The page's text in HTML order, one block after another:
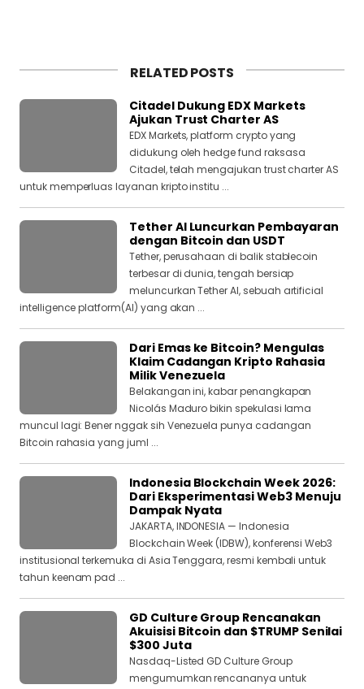
RELATED POSTS
Citadel Dukung EDX Markets
Ajukan Trust Charter AS
EDX Markets, platform crypto yang
didukung oleh hedge fund raksasa
Citadel, telah mengajukan trust charter AS
untuk memperluas layanan kripto institu ...
Tether AI Luncurkan Pembayaran
dengan Bitcoin dan USDT
Tether, perusahaan di balik stablecoin
terbesar di dunia, tengah bersiap
meluncurkan Tether AI, sebuah artificial
intelligence platform(AI) yang akan ...
Dari Emas ke Bitcoin? Mengulas
Klaim Cadangan Kripto Rahasia
Milik Venezuela
Belakangan ini, kabar penangkapan
Nicolás Maduro bikin spekulasi lama
muncul lagi: Bener nggak sih Venezuela punya cadangan
Bitcoin rahasia yang juml ...
Indonesia Blockchain Week 2026:
Dari Eksperimentasi Web3 Menuju
Dampak Nyata
JAKARTA, INDONESIA — Indonesia
Blockchain Week (IDBW), konferensi Web3
institusional terkemuka di Asia Tenggara, resmi kembali untuk
tahun keenam pad ...
GD Culture Group Rencanakan
Akuisisi Bitcoin dan $TRUMP Senilai
$300 Juta
Nasdaq-Listed GD Culture Group
mengumumkan rencananya untuk